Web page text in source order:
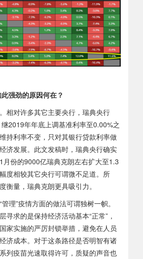
强劲的原因何在？
相对许多其它主要央行，瑞典央行
2019年年底上调基准利率至0.00%之
持利率不变，只对其银行贷款利率做
济发展。此文发稿时，瑞典央行确实
月份的9000亿瑞典克朗左右扩大至1.3
度相较其它央行可谓微不足道。所
衡量，瑞典克朗更具吸引力。
理”疫情方面的做法可谓独树一帜。
寻求的是保持经济活动基本“正常”，
家实施的严厉封锁举措，避免在人员
济成本。对于这条路径是否明智有诸
列疫苗光速取得许可，质疑的声音也